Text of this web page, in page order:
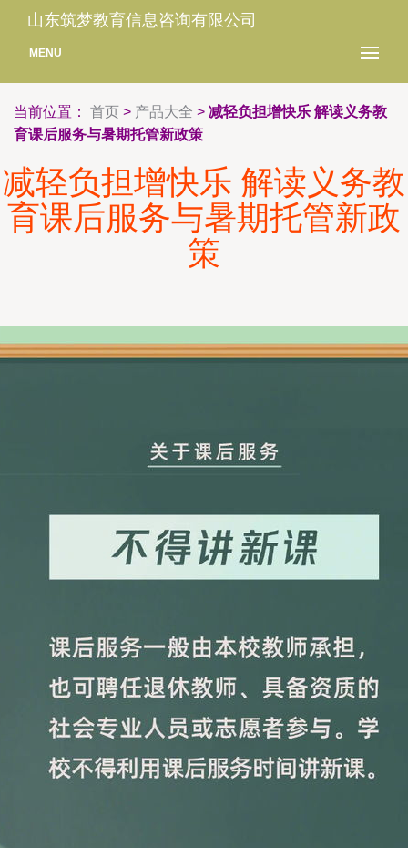
山东筑梦教育信息咨询有限公司
MENU
当前位置： 首页 > 产品大全 > 减轻负担增快乐 解读义务教
育课后服务与暑期托管新政策
减轻负担增快乐 解读义务教
育课后服务与暑期托管新政
策